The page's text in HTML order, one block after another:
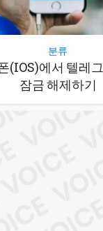
분류
(IOS)에서 텔레
잠금 해제하기